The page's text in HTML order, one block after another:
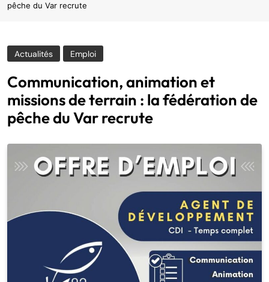
pêche du Var recrute
Actualités Emploi
Communication, animation et
missions de terrain : la fédération de
pêche du Var recrute